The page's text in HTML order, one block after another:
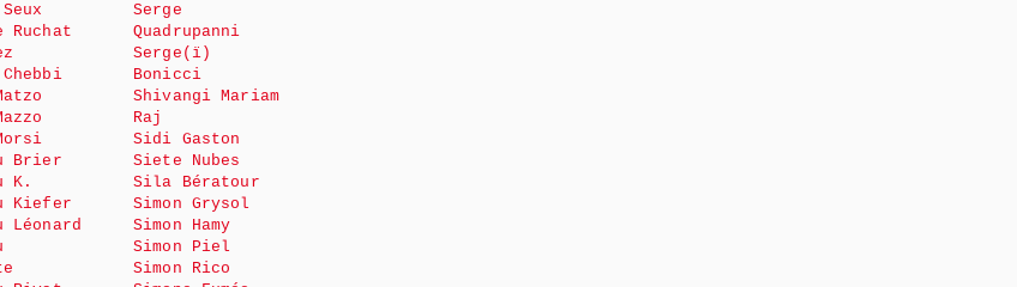
Ruchat
Brier
K.
Kiefer
Léonard
Serge
Quadrupanni
Serge(ï)
Bonicci
Shivangi Mariam
Raj
Sidi Gaston
Siete Nubes
Sila Bératour
Simon Grysol
Simon Hamy
Simon Piel
Simon Rico